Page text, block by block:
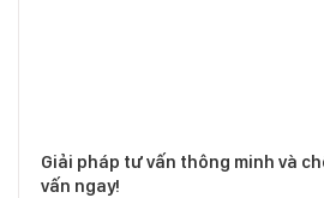
Giải pháp tư vấn thông minh và
vấn ngay!